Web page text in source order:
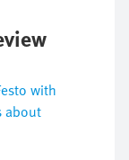
with
about